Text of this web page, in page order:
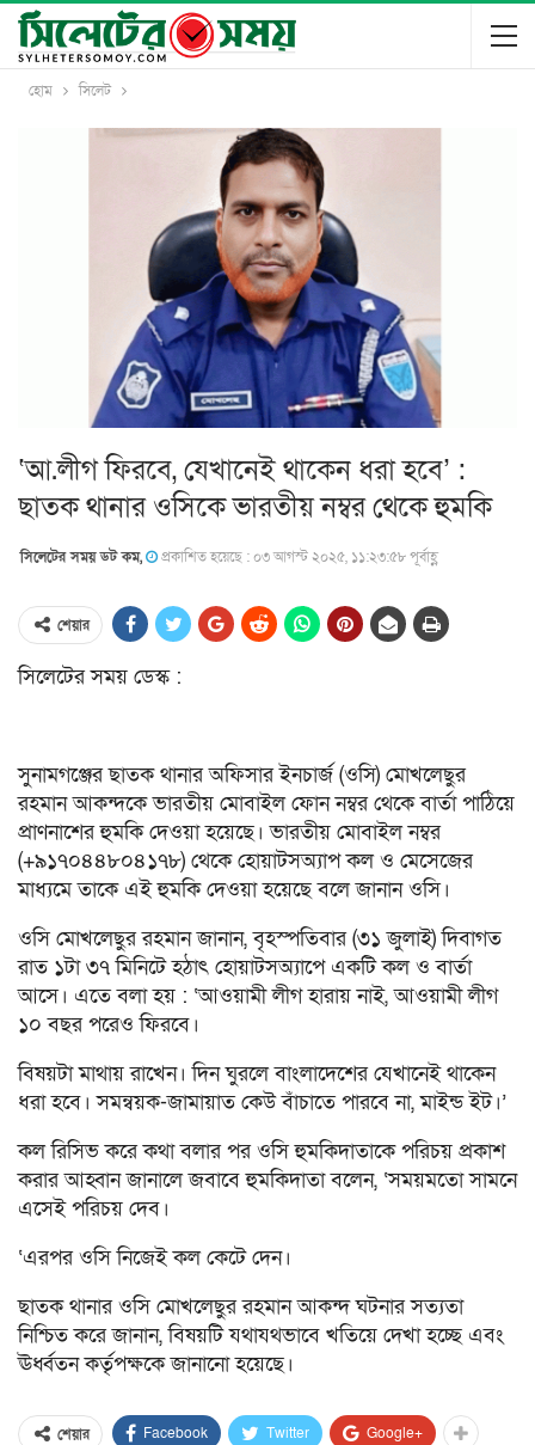
হোম সিলেট
‘আ.লীগ ফিরবে, যেখানেই থাকেন ধরা হবে’ :
ছাতক থানার ওসিকে ভারতীয় নম্বর থেকে হুমকি
সিলেটের সময় ডট কম, প্রকাশিত হয়েছে : ০৩ আগস্ট ২০২৫, ১১:২৩:৫৮ পূর্বাহ্ণ
শেয়ার
সিলেটের সময় ডেস্ক :
সুনামগঞ্জের ছাতক থানার অফিসার ইনচার্জ (ওসি) মোখলেছুর
রহমান আকন্দকে ভারতীয় মোবাইল ফোন নম্বর থেকে বার্তা পাঠিয়ে
প্রাণনাশের হুমকি দেওয়া হয়েছে। ভারতীয় মোবাইল নম্বর
(+৯১৭০৪৪৮০৪১৭৮) থেকে হোয়াটসঅ্যাপ কল ও মেসেজের
মাধ্যমে তাকে এই হুমকি দেওয়া হয়েছে বলে জানান ওসি।
ওসি মোখলেছুর রহমান জানান, বৃহস্পতিবার (৩১ জুলাই) দিবাগত
রাত ১টা ৩৭ মিনিটে হঠাৎ হোয়াটসঅ্যাপে একটি কল ও বার্তা
আসে। এতে বলা হয় : ‘আওয়ামী লীগ হারায় নাই, আওয়ামী লীগ
১০ বছর পরেও ফিরবে।
বিষয়টা মাথায় রাখেন। দিন ঘুরলে বাংলাদেশের যেখানেই থাকেন
ধরা হবে। সমন্বয়ক-জামায়াত কেউ বাঁচাতে পারবে না, মাইন্ড ইট।’
কল রিসিভ করে কথা বলার পর ওসি হুমকিদাতাকে পরিচয় প্রকাশ
করার আহ্বান জানালে জবাবে হুমকিদাতা বলেন, ‘সময়মতো সামনে
এসেই পরিচয় দেব।
‘এরপর ওসি নিজেই কল কেটে দেন।
ছাতক থানার ওসি মোখলেছুর রহমান আকন্দ ঘটনার সত্যতা
নিশ্চিত করে জানান, বিষয়টি যথাযথভাবে খতিয়ে দেখা হচ্ছে এবং
ঊর্ধ্বতন কর্তৃপক্ষকে জানানো হয়েছে।
শেয়ার Facebook Twitter Google+